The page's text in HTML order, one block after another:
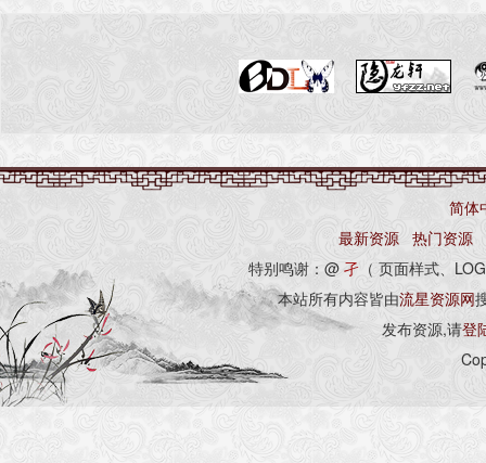
简体
最新资源 热门资源
特别鸣谢：@ 孑 （ 页面样式、
本站所有内容皆由流星资源网
发布资源,请登